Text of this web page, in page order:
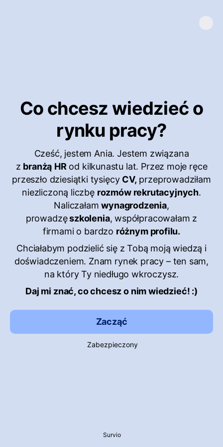
Co chcesz wiedzieć o
rynku pracy?
Cześć, jestem Ania. Jestem związana
z branżą HR od kilkunastu lat. Przez moje ręce
przeszło dziesiątki tysięcy CV, przeprowadziłam
niezliczoną liczbę rozmów rekrutacyjnych.
Naliczałamwynagrodzenia,
prowadzęszkolenia, współpracowałam z
firmami o bardzo różnym profilu.
Chciałabym podzielić się z Tobą moją wiedzą i
doświadczeniem. Znam rynek pracy – ten sam,
na który Ty niedługo wkroczysz.
Daj mi znać, co chcesz o nim wiedzieć! :)
Zacząć
Zabezpieczony
Survio